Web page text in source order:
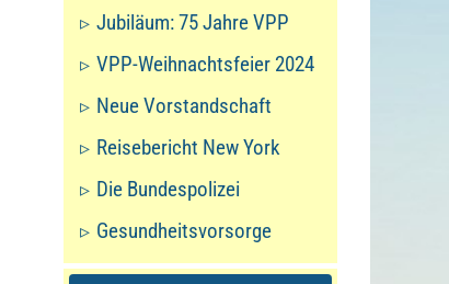
Jubiläum: 75 Jahre VPP
VPP-Weihnachtsfeier 2024
Neue Vorstandschaft
Reisebericht New York
Die Bundespolizei
Gesundheitsvorsorge